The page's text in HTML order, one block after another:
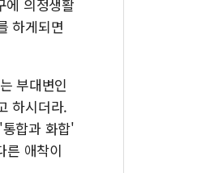
에 의정생활
하게되면
부대변인
하시더라.
합과 화합'
른 애착이